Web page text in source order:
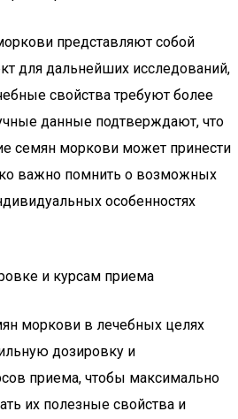
представляют собой
для дальнейших исследований,
свойства требуют более
данные подтверждают, что
семян моркови может принести
важно помнить о возможных
особенностях
и курсам приема
моркови в лечебных целях
дозировку и
приема, чтобы максимально
их полезные свойства и